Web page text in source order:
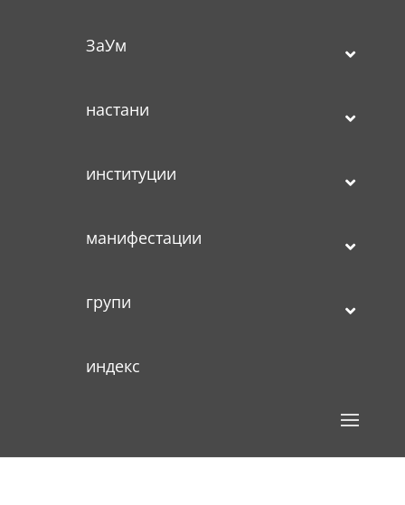
ЗаУм
настани
институции
манифестации
групи
индекс